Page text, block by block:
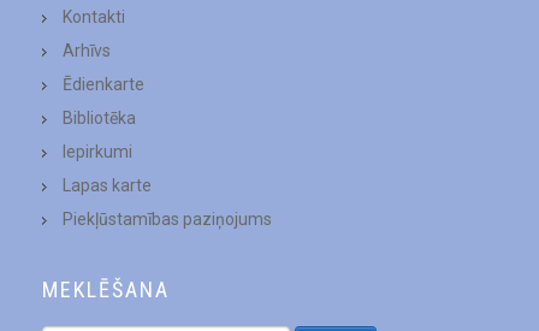
Kontakti
Arhīvs
Ēdienkarte
Bibliotēka
Iepirkumi
Lapas karte
Piekļūstamības paziņojums
MEKLĒŠANA